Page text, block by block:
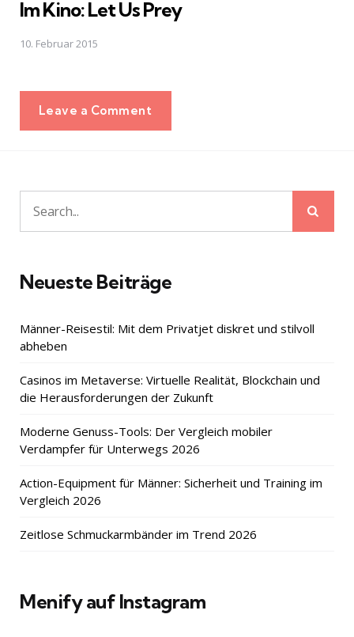
Im Kino: Let Us Prey
10. Februar 2015
Leave a Comment
Search
for:
Neueste Beiträge
Männer-Reisestil: Mit dem Privatjet diskret und stilvoll
abheben
Casinos im Metaverse: Virtuelle Realität, Blockchain und
die Herausforderungen der Zukunft
Moderne Genuss-Tools: Der Vergleich mobiler
Verdampfer für Unterwegs 2026
Action-Equipment für Männer: Sicherheit und Training im
Vergleich 2026
Zeitlose Schmuckarmbänder im Trend 2026
Menify auf Instagram